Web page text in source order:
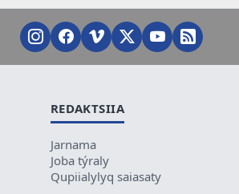
REDAKTSIIA
Jarnama
Joba týraly
Qupiialylyq saiasaty